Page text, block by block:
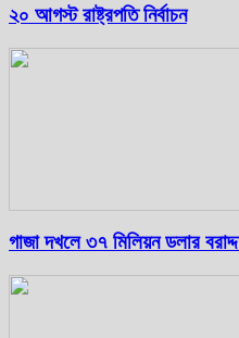
২০ আগস্ট রাষ্ট্রপতি নির্বাচন
গাজা দখলে ৩৭ মিলিয়ন ডলার